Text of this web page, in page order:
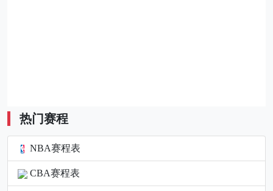
热门赛程
NBA赛程表
CBA赛程表